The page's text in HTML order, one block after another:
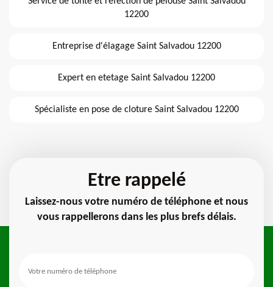
12200
Entreprise d'élagage Saint Salvadou 12200
Expert en etetage Saint Salvadou 12200
Spécialiste en pose de cloture Saint Salvadou 12200
Etre rappelé
Laissez-nous votre numéro de téléphone et nous
vous rappellerons dans les plus brefs délais.